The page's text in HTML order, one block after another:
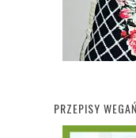
PRZEPISY